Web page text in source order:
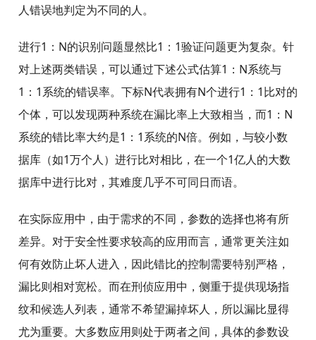
人错误地判定为不同的人。
进行1：N的识别问题显然比1：1验证问题更为复杂。针
对上述两类错误，可以通过下述公式估算1：N系统与
1：1系统的错误率。下标N代表拥有N个进行1：1比对的
个体，可以发现两种系统在漏比率上大致相当，而1：N
系统的错比率大约是1：1系统的N倍。例如，与较小数
据库（如1万个人）进行比对相比，在一个1亿人的大数
据库中进行比对，其难度几乎不可同日而语。
在实际应用中，由于需求的不同，参数的选择也将有所
差异。对于安全性要求较高的应用而言，通常更关注如
何有效防止坏人进入，因此错比的控制需要特别严格，
漏比则相对宽松。而在刑侦应用中，侧重于提供现场指
纹和候选人列表，通常不希望漏掉坏人，所以漏比显得
尤为重要。大多数应用则处于两者之间，具体的参数设